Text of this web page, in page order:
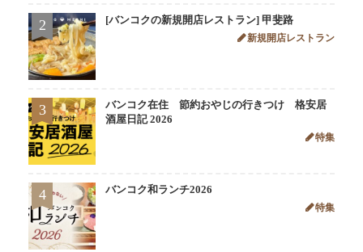
2 [バンコクの新規開店レストラン] 甲斐路
新規開店レストラン
3
バンコク在住 節約おやじの行きつけ 格安居
酒屋日記 2026
特集
4 バンコク和ランチ2026
特集